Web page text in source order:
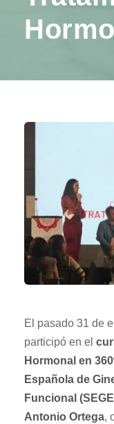
El pasado 31 de
participó en el
Hormonal en
Española de
Funcional
Antonio Ortega,